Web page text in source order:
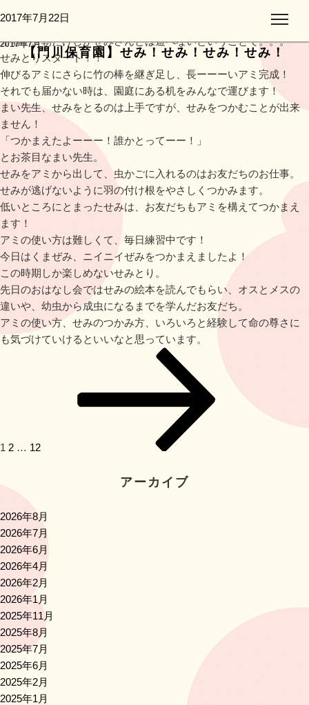
月:
2017年7月
投
日:
2017年7月22日
【門川保育園】せみ！せみ！せみ！せみ！
暑さなんてなんのその！
午前中、朝だけしかせみさんとは遊べないということで。。。
せみとりスタート！！
伸びるアミにさらに竹の棒を継ぎ足し、長ーーーいアミ完成！
それでも届かない時は、園庭にある机をみんなで運びます！
まい先生、せみをとるのは上手ですが、せみをつかむことが出来
ません！
「つかまえたよーーー！誰かとってーー！」
とお茶目なまい先生。
せみをアミから出して、虫かごに入れるのはお友だちのお仕事。
せみが逃げないように羽の付け根をやさしくつかみます。
低いところにとまったせみは、お友だちもアミを構えてつかまえ
ます！
アミの使い方は難しくて、毎日練習中です！
今日はくまぜみ、ニイニイぜみをつかまえましたよ！
この時期しか楽しめないせみとり。
先日のおはなし会ではせみの絵本を読んでもらい、オスとメスの
違いや、幼虫から成虫になるまでを学んだお友だち。
アミの使い方、せみのつかみ方、いろいろと経験して命の尊さに
も気づけていけるといいなと思っています。
シ
ン
1 2 … 12
アーカイブ
2026年8月
2026年7月
2026年6月
2026年4月
2026年2月
2026年1月
2025年11月
2025年8月
2025年7月
2025年6月
2025年2月
2025年1月